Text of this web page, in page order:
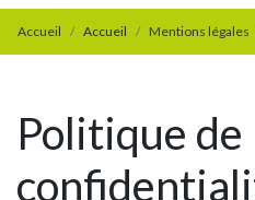
Accueil Accueil Mentions légales
Politique de